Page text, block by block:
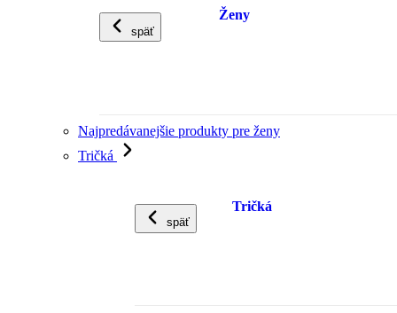
späť
Ženy
Najpredávanejšie produkty pre ženy
Tričká
späť
Tričká